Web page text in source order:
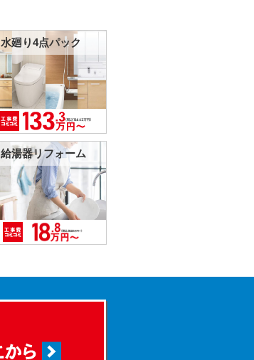
水廻り4点パック
給湯器リフォーム